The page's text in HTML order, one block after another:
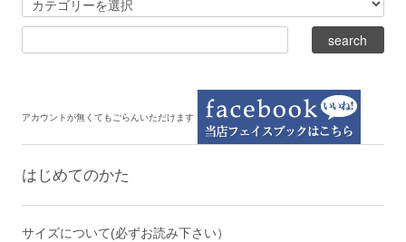
アカウントが無くてもごらんいただけます
はじめてのかた
サイズについて(必ずお読み下さい）